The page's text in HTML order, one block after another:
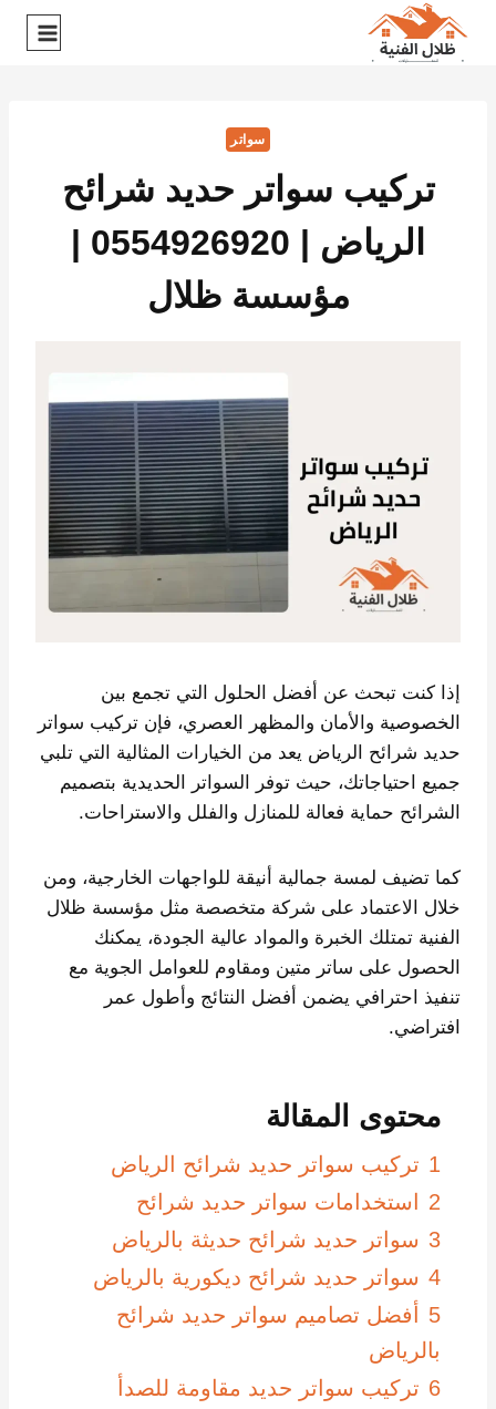
سواتر
تركيب سواتر حديد شرائح
الرياض | 0554926920 |
مؤسسة ظلال
إذا كنت تبحث عن أفضل الحلول التي تجمع بين
الخصوصية والأمان والمظهر العصري، فإن تركيب سواتر
حديد شرائح الرياض يعد من الخيارات المثالية التي تلبي
جميع احتياجاتك، حيث توفر السواتر الحديدية بتصميم
الشرائح حماية فعالة للمنازل والفلل والاستراحات.
كما تضيف لمسة جمالية أنيقة للواجهات الخارجية، ومن
خلال الاعتماد على شركة متخصصة مثل مؤسسة ظلال
الفنية تمتلك الخبرة والمواد عالية الجودة، يمكنك
الحصول على ساتر متين ومقاوم للعوامل الجوية مع
تنفيذ احترافي يضمن أفضل النتائج وأطول عمر
افتراضي.
محتوى المقالة
1 تركيب سواتر حديد شرائح الرياض
2
استخدامات سواتر حديد شرائح
3 سواتر حديد شرائح حديثة بالرياض
4 سواتر حديد شرائح ديكورية بالرياض
5
أفضل تصاميم سواتر حديد شرائح
بالرياض
6 تركيب سواتر حديد مقاومة للصدأ